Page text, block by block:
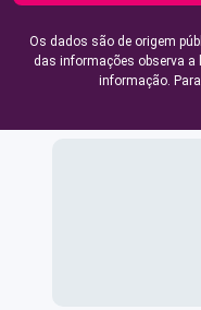
Os dados são de origem
das informações observa a
informação.